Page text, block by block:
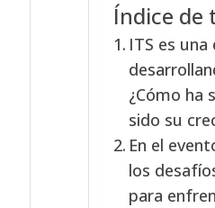
Índice de
ITS es
¿Cómo ha
sido su
En el
los
para